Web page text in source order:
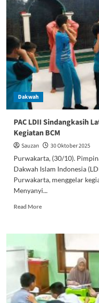
Suwarjo
Kaspan:
Allah
Tidak
Melihat
Rupa,
Tapi
Ketakwaan
Dan
Keikhlasan
Hambanya
Dakwah
PAC LDII Sindangkasih
Kegiatan BCM
Sauzan
30 Oktober 2025
Purwakarta, (30/10).
Dakwah Islam Indonesia
Purwakarta, menggelar
Menyanyi...
Read MoreRead
PAC
Sindangkasih
Latih
Konsentrasi
Anak
Melalui
Kegiatan